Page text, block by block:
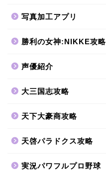
写真加工アプリ
勝利の女神:NIKKE攻略
声優紹介
大三国志攻略
天下大豪商攻略
天啓パラドクス攻略
実況パワフルプロ野球